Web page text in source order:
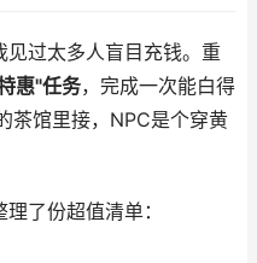
见过太多人盲目充钱。重
惠"任务，完成一次能白得
茶馆里接，NPC是个穿黄
了份超值清单：